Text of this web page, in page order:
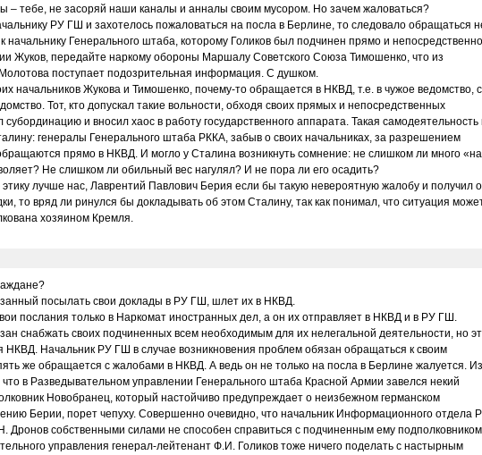
– тебе, не засоряй наши каналы и анналы своим мусором. Но зачем жаловаться?
РУ ГШ и захотелось пожаловаться на посла в Берлине, то следовало обращаться
начальнику Генерального штаба, которому Голиков был подчинен прямо и
Жуков, передайте наркому обороны Маршалу Советского Союза Тимошенко, что из
поступает подозрительная информация. С душком.
начальников Жукова и Тимошенко, почему-то обращается в НКВД, т.е. в чужое ведомство, с
Тот, кто допускал такие вольности, обходя своих прямых и непосредственных
и вносил хаос в работу государственного аппарата. Такая самодеятельность
генералы Генерального штаба РККА, забыв о своих начальниках, за разрешением
прямо в НКВД. И могло у Сталина возникнуть сомнение: не слишком ли много
Не слишком ли обильный вес нагулял? И не пора ли его осадить?
лучше нас, Лаврентий Павлович Берия если бы такую невероятную жалобу и получил
то вряд ли ринулся бы докладывать об этом Сталину, так как понимал, что ситуация
хозяином Кремля.
посылать свои доклады в РУ ГШ, шлет их в НКВД.
послания только в Наркомат иностранных дел, а он их отправляет в НКВД и в РУ ГШ.
снабжать своих подчиненных всем необходимым для их нелегальной деятельности, но
НКВД. Начальник РУ ГШ в случае возникновения проблем обязан обращаться к своим
же обращается с жалобами в НКВД. А ведь он не только на посла в Берлине жалуется. Из
что в Разведывательном управлении Генерального штаба Красной Армии завелся некий
Новобранец, который настойчиво предупреждает о неизбежном германском
Берии, порет чепуху. Совершенно очевидно, что начальник Информационного отдела
Дронов собственными силами не способен справиться с подчиненным ему
управления генерал-лейтенант Ф.И. Голиков тоже ничего поделать с настырным